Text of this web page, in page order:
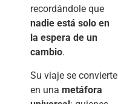
recordándole que
nadie está solo en
la espera de un
cambio.
Su viaje se convierte
en una metáfora